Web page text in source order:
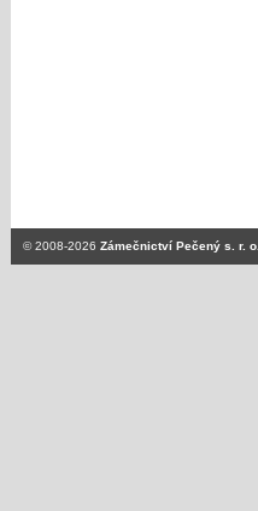
© 2008-2026 Zámečnictví Pečený s. r. o.